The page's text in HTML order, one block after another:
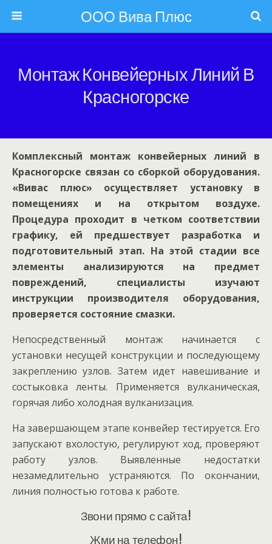
ООО Вива Плюс
Монтаж Конвейерных Линий В
Красногорске
Комплексный монтаж конвейерных линий в
Красногорске связан со сборкой оборудования.
«Вивас плюс» осуществляет установку в
помещениях и на открытом воздухе.
Процедура проходит в четком соответствии
графику, ей предшествует разработка и
подготовительный этап. На этой стадии все
элементы анализируются на предмет
повреждений, специалисты изучают
инструкции производителя оборудования,
проверяется состояние смазки.
Непосредственный монтаж начинается с
установки несущей конструкции и последующему
закреплению узлов. Затем идет навешивание и
состыковка ленты. Применяется вулканическая,
горячая либо холодная вулканизация.
На завершающем этапе конвейер тестируется. Его
запускают вхолостую, регулируют ход, проверяют
работу узлов. Выявленные недостатки
незамедлительно устраняются. По окончании,
линия полностью готова к работе.
Звони прямо с сайта!
Жми на телефон!